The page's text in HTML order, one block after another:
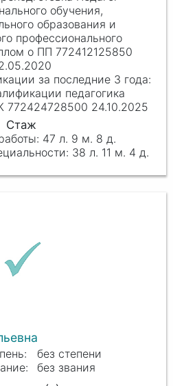
обучения,
образования и
профессионального
о ПП 772412125850
педагогика
772424728500 24.10.2025
47 л. 9 м. 8 д.
38 л. 11 м. 4 д.
без степени
без звания